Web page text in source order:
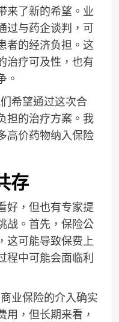
来了新的希望。业
过与药企谈判，可
者的经济负担。这
治疗可及性，也有
。
希望通过这次合
担的治疗方案。我
高价药物纳入保险
存
好，但也有专家提
战。首先，保险公
这可能导致保费上
程中可能会面临利
业保险的介入确实
用，但长期来看，